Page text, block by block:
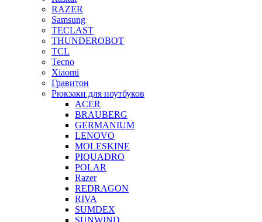
RAZER
Samsung
TECLAST
THUNDEROBOT
TCL
Tecno
Xiaomi
Гравитон
Рюкзаки для ноутбуков
ACER
BRAUBERG
GERMANIUM
LENOVO
MOLESKINE
PIQUADRO
POLAR
Razer
REDRAGON
RIVA
SUMDEX